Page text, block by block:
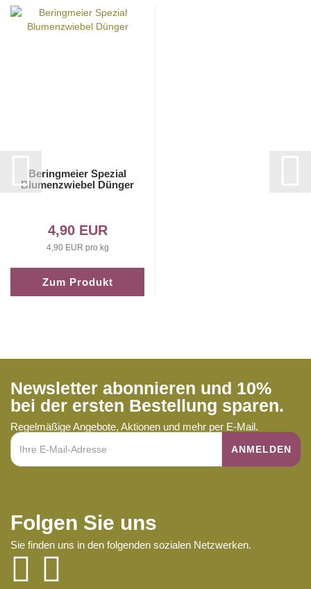
Beringmeier Spezial
Blumenzwiebel Dünger
4,90 EUR
4,90 EUR pro kg
Zum Produkt
Newsletter abonnieren und 10%
bei der ersten Bestellung sparen.
Regelmäßige Angebote, Aktionen und mehr per E-Mail.
Folgen Sie uns
Sie finden uns in den folgenden sozialen Netzwerken.